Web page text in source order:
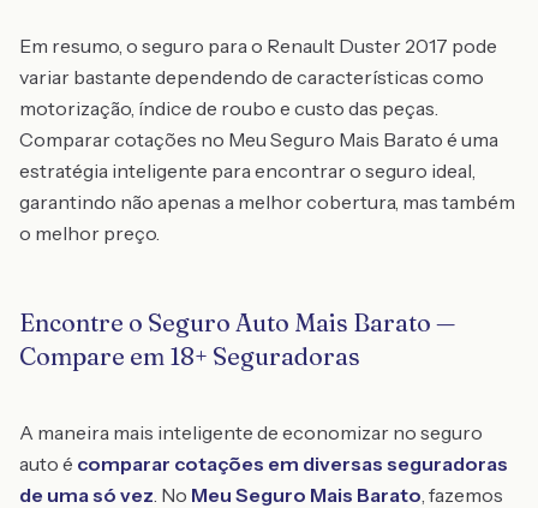
Em resumo, o seguro para o Renault Duster 2017 pode
variar bastante dependendo de características como
motorização, índice de roubo e custo das peças.
Comparar cotações no Meu Seguro Mais Barato é uma
estratégia inteligente para encontrar o seguro ideal,
garantindo não apenas a melhor cobertura, mas também
o melhor preço.
Encontre o Seguro Auto Mais Barato —
Compare em 18+ Seguradoras
A maneira mais inteligente de economizar no seguro
auto é comparar cotações em diversas seguradoras
de uma só vez. No Meu Seguro Mais Barato, fazemos